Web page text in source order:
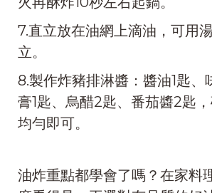
7.直立放在油網上滴油，可用
立。
8.製作炸豬排淋醬：醬油1匙、
膏1匙、烏醋2匙、番茄醬2匙
均勻即可。
油炸重點都學會了嗎？在家料